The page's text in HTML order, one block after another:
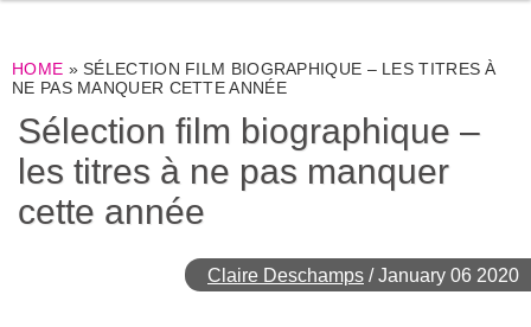
HOME »SÉLECTION FILM BIOGRAPHIQUE – LES TITRES À
NE PAS MANQUER CETTE ANNÉE
Sélection film biographique –
les titres à ne pas manquer
cette année
Claire Deschamps /January 06 2020